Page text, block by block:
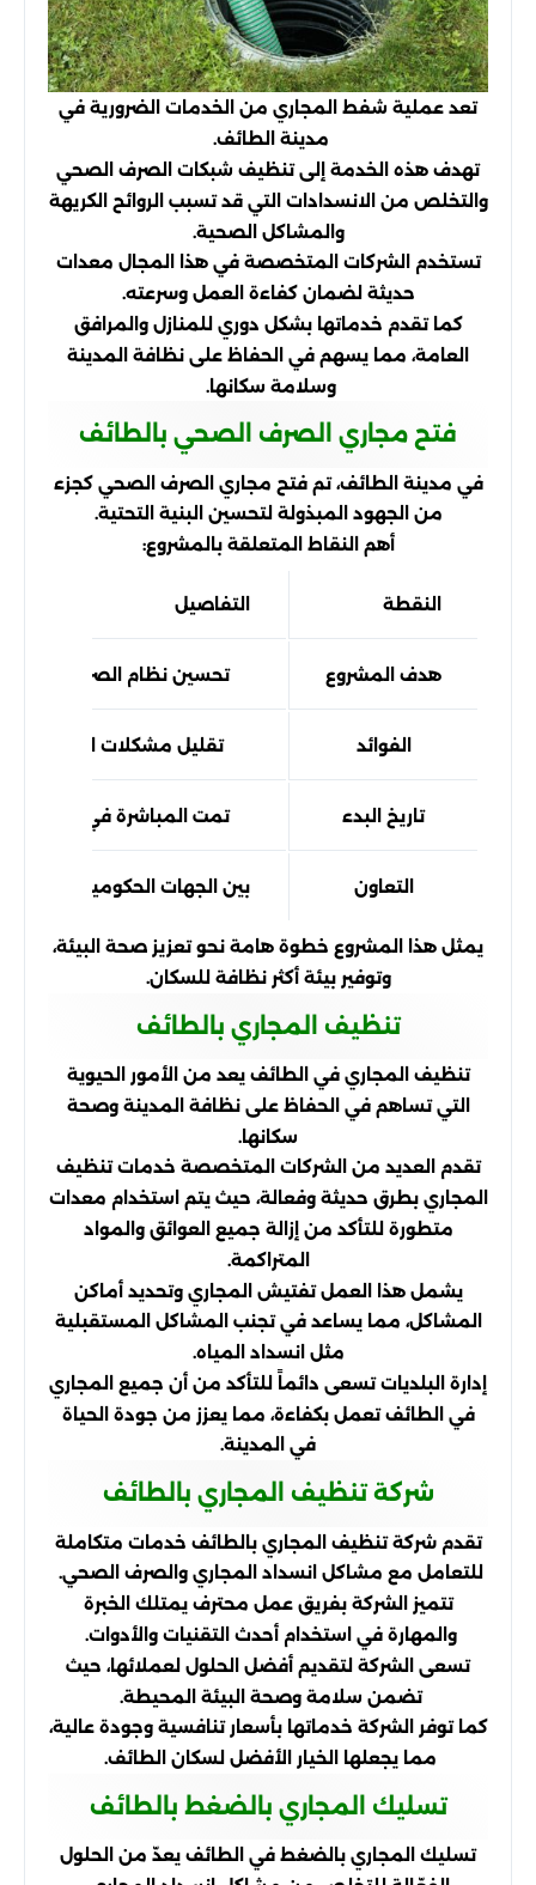
تعد عملية شفط المجاري من الخدمات الضرورية في
مدينة الطائف.
تهدف هذه الخدمة إلى تنظيف شبكات الصرف الصحي
والتخلص من الانسدادات التي قد تسبب الروائح الكريهة
والمشاكل الصحية.
تستخدم الشركات المتخصصة في هذا المجال معدات
حديثة لضمان كفاءة العمل وسرعته.
كما تقدم خدماتها بشكل دوري للمنازل والمرافق
العامة، مما يسهم في الحفاظ على نظافة المدينة
وسلامة سكانها.
فتح مجاري الصرف الصحي بالطائف
في مدينة الطائف، تم فتح مجاري الصرف الصحي كجزء
من الجهود المبذولة لتحسين البنية التحتية.
أهم النقاط المتعلقة بالمشروع:
النقطة التفاصيل
هدف المشروع تحسين نظام الصرف الصحي
الفوائد تقليل مشكلات الفيضانات
تاريخ البدء تمت المباشرة في عام 2023
التعاون بين الجهات الحكومية
يمثل هذا المشروع خطوة هامة نحو تعزيز صحة البيئة،
وتوفير بيئة أكثر نظافة للسكان.
تنظيف المجاري بالطائف
تنظيف المجاري في الطائف يعد من الأمور الحيوية
التي تساهم في الحفاظ على نظافة المدينة وصحة
سكانها.
تقدم العديد من الشركات المتخصصة خدمات تنظيف
المجاري بطرق حديثة وفعالة، حيث يتم استخدام معدات
متطورة للتأكد من إزالة جميع العوائق والمواد
المتراكمة.
يشمل هذا العمل تفتيش المجاري وتحديد أماكن
المشاكل، مما يساعد في تجنب المشاكل المستقبلية
مثل انسداد المياه.
إدارة البلديات تسعى دائماً للتأكد من أن جميع المجاري
في الطائف تعمل بكفاءة، مما يعزز من جودة الحياة
في المدينة.
شركة تنظيف المجاري بالطائف
تقدم شركة تنظيف المجاري بالطائف خدمات متكاملة
للتعامل مع مشاكل انسداد المجاري والصرف الصحي.
تتميز الشركة بفريق عمل محترف يمتلك الخبرة
والمهارة في استخدام أحدث التقنيات والأدوات.
تسعى الشركة لتقديم أفضل الحلول لعملائها، حيث
تضمن سلامة وصحة البيئة المحيطة.
كما توفر الشركة خدماتها بأسعار تنافسية وجودة عالية،
مما يجعلها الخيار الأفضل لسكان الطائف.
تسليك المجاري بالضغط بالطائف
تسليك المجاري بالضغط في الطائف يعدّ من الحلول